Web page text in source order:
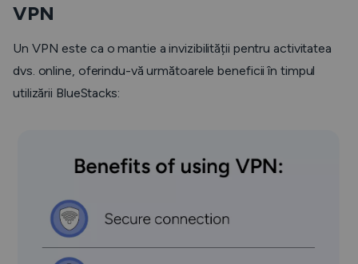
VPN
Un VPN este ca o mantie a invizibilității pentru activitatea
dvs. online, oferindu-vă următoarele beneficii în timpul
utilizării BlueStacks: